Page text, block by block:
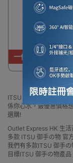
一件免運費
ITSU 御手の物 拔罐器
係你心水，最優惠價格
選購!
Outlet Express HK 生
多款 ITSU 御手の物 官
我們有多款ITSU 御手
目標ITSU 御手の物產品